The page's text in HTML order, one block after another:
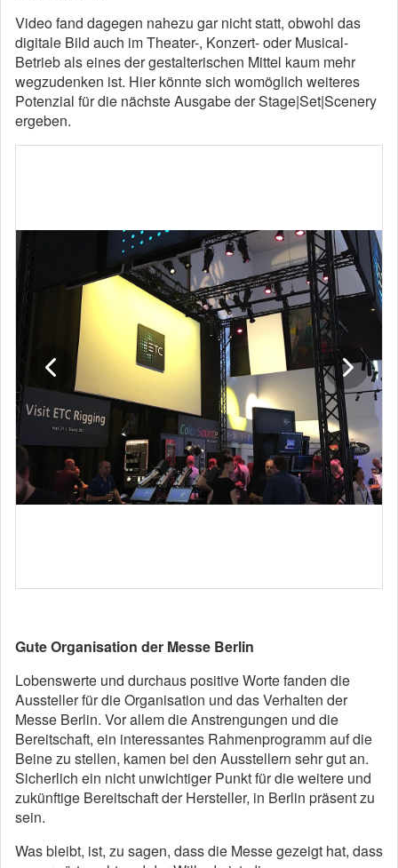
Video fand dagegen nahezu gar nicht statt, obwohl das
digitale Bild auch im Theater-, Konzert- oder Musical-
Betrieb als eines der gestalterischen Mittel kaum mehr
wegzudenken ist. Hier könnte sich womöglich weiteres
Potenzial für die nächste Ausgabe der Stage|Set|Scenery
ergeben.
Gute Organisation der Messe Berlin
Lobenswerte und durchaus positive Worte fanden die
Aussteller für die Organisation und das Verhalten der
Messe Berlin. Vor allem die Anstrengungen und die
Bereitschaft, ein interessantes Rahmenprogramm auf die
Beine zu stellen, kamen bei den Ausstellern sehr gut an.
Sicherlich ein nicht unwichtiger Punkt für die weitere und
zukünftige Bereitschaft der Hersteller, in Berlin präsent zu
sein.
Was bleibt, ist, zu sagen, dass die Messe gezeigt hat, dass